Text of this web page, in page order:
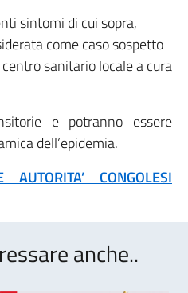
sintomi di cui sopra,
come caso sospetto
sanitario locale a cura
e potranno essere
dell’epidemia.
AUTORITA’ CONGOLESI
anche..